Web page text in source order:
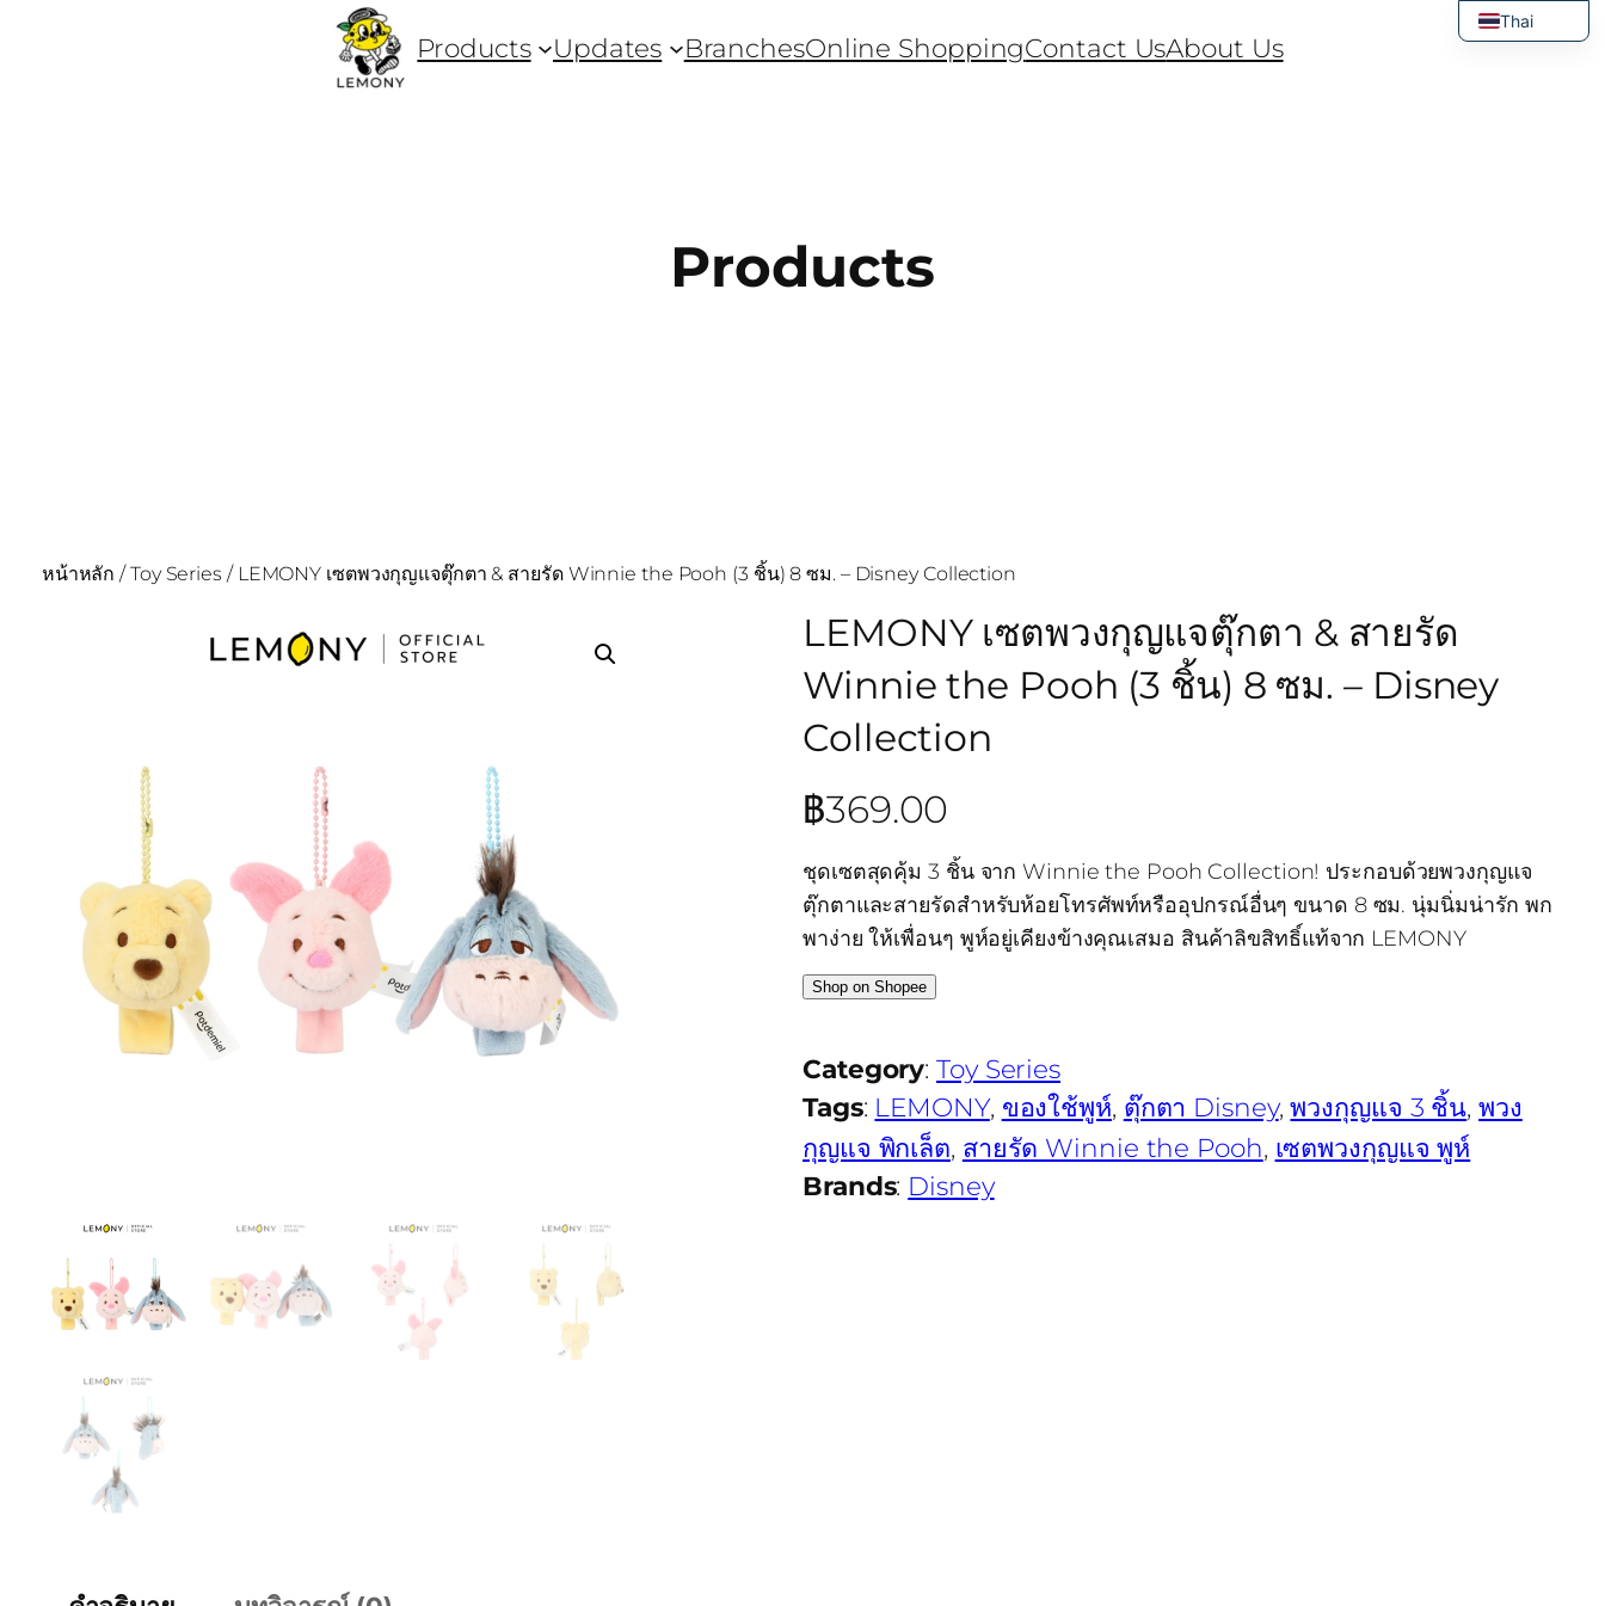
Products Updates BranchesOnline ShoppingContact UsAbout Us
Products
หน้าหลัก /Toy Series / LEMONY เซตพวงกุญแจตุ๊กตา & สายรัด Winnie the Pooh (3 ชิ้น) 8 ซม. – Disney Collection
LEMONY เซตพวงกุญแจตุ๊กตา & สายรัด
Winnie the Pooh (3 ชิ้น) 8 ซม. – Disney
Collection
฿369.00
ชุดเซตสุดคุ้ม 3 ชิ้น จาก Winnie the Pooh Collection! ประกอบด้วยพวงกุญแจ
ตุ๊กตาและสายรัดสำหรับห้อยโทรศัพท์หรืออุปกรณ์อื่นๆ ขนาด 8 ซม. นุ่มนิ่มน่ารัก พก
พาง่าย ให้เพื่อนๆ พูห์อยู่เคียงข้างคุณเสมอ สินค้าลิขสิทธิ์แท้จาก LEMONY
Shop on Shopee
Category:Toy Series
Tags: LEMONY, ของใช้พูห์, ตุ๊กตา Disney, พวงกุญแจ 3 ชิ้น, พวง
กุญแจ พิกเล็ต, สายรัด Winnie the Pooh, เซตพวงกุญแจ พูห์
Brands: Disney
Thai